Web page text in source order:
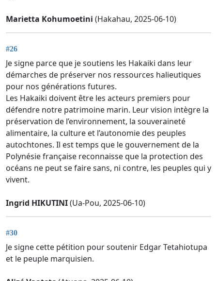
Marietta Kohumoetini (Hakahau, 2025-06-10)
#26
Je signe parce que je soutiens les Hakaiki dans leur
démarches de préserver nos ressources halieutiques
pour nos générations futures.
Les Hakaiki doivent être les acteurs premiers pour
défendre notre patrimoine marin. Leur vision intègre la
préservation de l’environnement, la souveraineté
alimentaire, la culture et l’autonomie des peuples
autochtones. Il est temps que le gouvernement de la
Polynésie française reconnaisse que la protection des
océans ne peut se faire sans, ni contre, les peuples qui y
vivent.
Ingrid HIKUTINI(Ua-Pou, 2025-06-10)
#30
Je signe cette pétition pour soutenir Edgar Tetahiotupa
et le peuple marquisien.